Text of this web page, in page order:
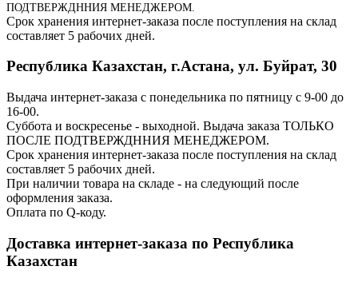
ПОДТВЕРЖДННИЯ МЕНЕДЖЕРОМ.
Срок хранения интернет-заказа после поступления на склад
составляет 5 рабочих дней.
Республика Казахстан, г.Астана, ул. Буйрат, 30
Выдача интернет-заказа с понедельника по пятницу с 9-00 до
16-00.
Суббота и воскресенье - выходной. Выдача заказа ТОЛЬКО
ПОСЛЕ ПОДТВЕРЖДННИЯ МЕНЕДЖЕРОМ.
Срок хранения интернет-заказа после поступления на склад
составляет 5 рабочих дней.
При наличии товара на складе - на следующий после
оформления заказа.
Оплата по Q-коду.
Доставка интернет-заказа по Республика
Казахстан